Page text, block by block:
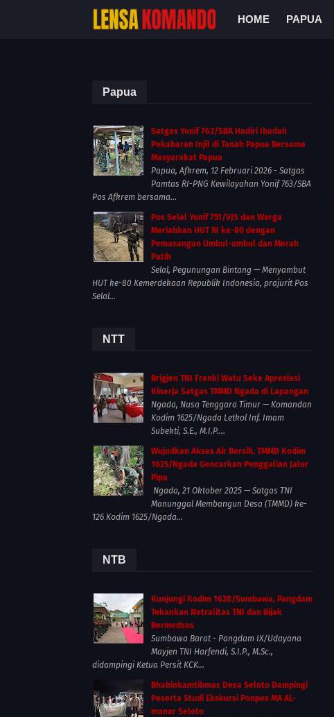
HOME PAPUA
Papua
Satgas Yonif 763/SBA Hadiri Ibadah
Pekabaran Injil di Tanah Papua Bersama
Masyarakat Papua
Papua, Afkrem, 12 Februari 2026 - Satgas
Pamtas RI-PNG Kewilayahan Yonif 763/SBA
Pos Afkrem bersama...
Pos Selal Yonif 751/VJS dan Warga
Meriahkan HUT RI ke-80 dengan
Pemasangan Umbul-umbul dan Merah
Putih
Selal, Pegunungan Bintang — Menyambut
HUT ke-80 Kemerdekaan Republik Indonesia, prajurit Pos
Selal...
NTT
Brigjen TNI Franki Watu Seke Apresiasi
Kinerja Satgas TMMD Ngada di Lapangan
Ngada, Nusa Tenggara Timur — Komandan
Kodim 1625/Ngada Letkol Inf. Imam
Subekti, S.E., M.I.P....
Wujudkan Akses Air Bersih, TMMD Kodim
1625/Ngada Gencarkan Penggalian Jalur
Pipa
Ngada, 21 Oktober 2025 — Satgas TNI
Manunggal Membangun Desa (TMMD) ke-
126 Kodim 1625/Ngada...
NTB
Kunjungi Kodim 1628/Sumbawa, Pangdam
Tekankan Netralitas TNI dan Bijak
Bermedsos
Sumbawa Barat - Pangdam IX/Udayana
Mayjen TNI Harfendi, S.I.P., M.Sc.,
didampingi Ketua Persit KCK...
Bhabinkamtibmas Desa Seloto Dampingi
Peserta Studi Ekskursi Ponpes MA AL-
manar Seloto